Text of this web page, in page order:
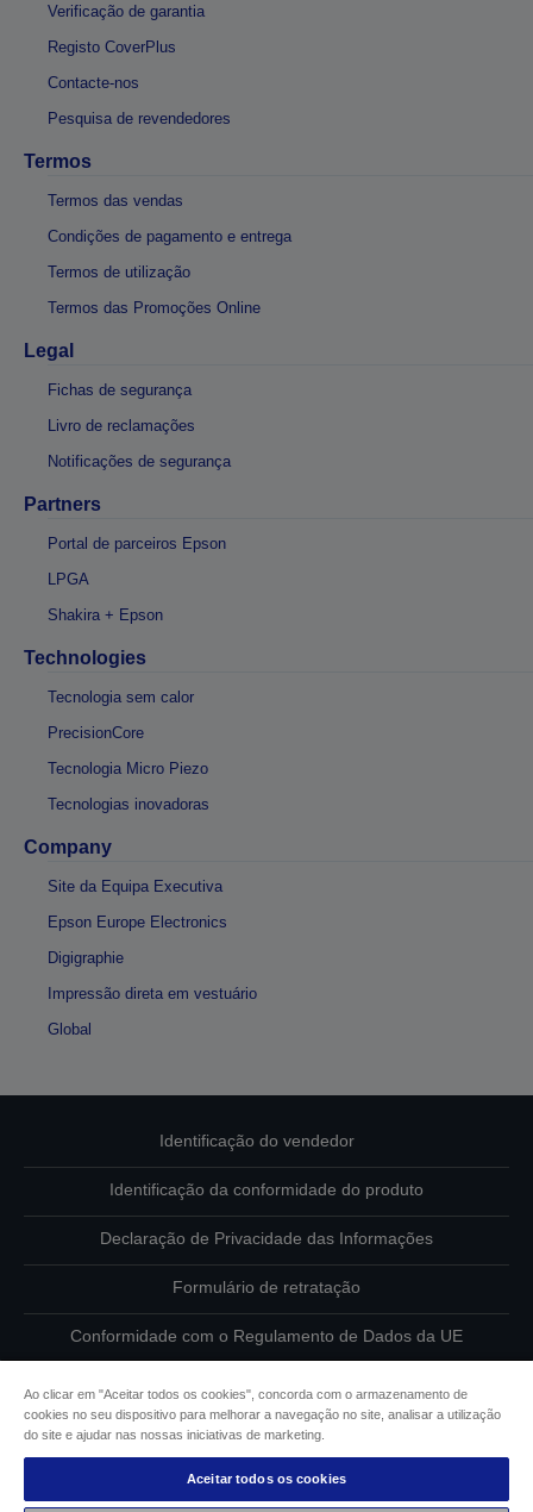
Verificação de garantia
Registo CoverPlus
Contacte-nos
Pesquisa de revendedores
Termos
Termos das vendas
Condições de pagamento e entrega
Termos de utilização
Termos das Promoções Online
Legal
Fichas de segurança
Livro de reclamações
Notificações de segurança
Partners
Portal de parceiros Epson
LPGA
Shakira + Epson
Technologies
Tecnologia sem calor
PrecisionCore
Tecnologia Micro Piezo
Tecnologias inovadoras
Company
Site da Equipa Executiva
Epson Europe Electronics
Digigraphie
Impressão direta em vestuário
Global
Identificação do vendedor
Identificação da conformidade do produto
Declaração de Privacidade das Informações
Formulário de retratação
Conformidade com o Regulamento de Dados da UE
Informações sobre cookies
Compromisso da Epson para com a acessibilidade
Ao clicar em "Aceitar todos os cookies", concorda com o armazenamento de
cookies no seu dispositivo para melhorar a navegação no site, analisar a utilização
do site e ajudar nas nossas iniciativas de marketing.
Aceitar todos os cookies